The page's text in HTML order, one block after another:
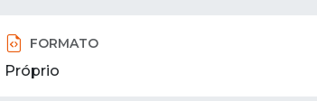
FORMATO
Próprio